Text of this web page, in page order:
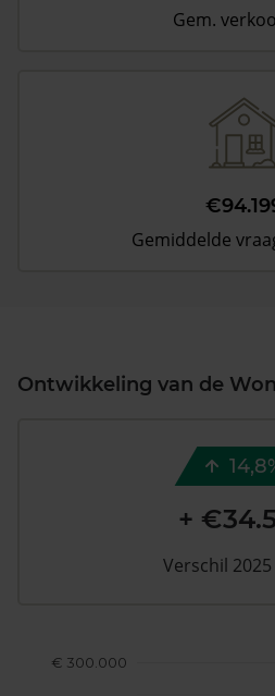
Gem.
Gemiddelde
Ontwikkeling van de
€ 300.000
+
Verschil 2025